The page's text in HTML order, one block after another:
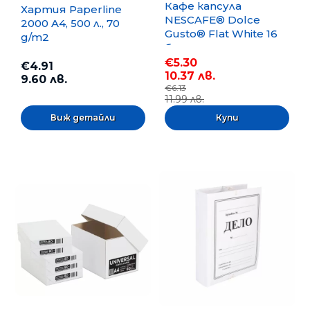
Хартия Paperline
2000 A4, 500 л., 70
g/m2
€4.91
9.60 лв.
Виж детайли
Кафе капсула
NESCAFE® Dolce
Gusto® Flat White 16
бр.
€5.30
10.37 лв.
€6.13
11.99 лв.